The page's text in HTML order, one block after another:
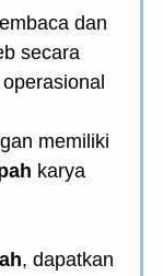
dan
secara
memiliki
karya
, dapatkan